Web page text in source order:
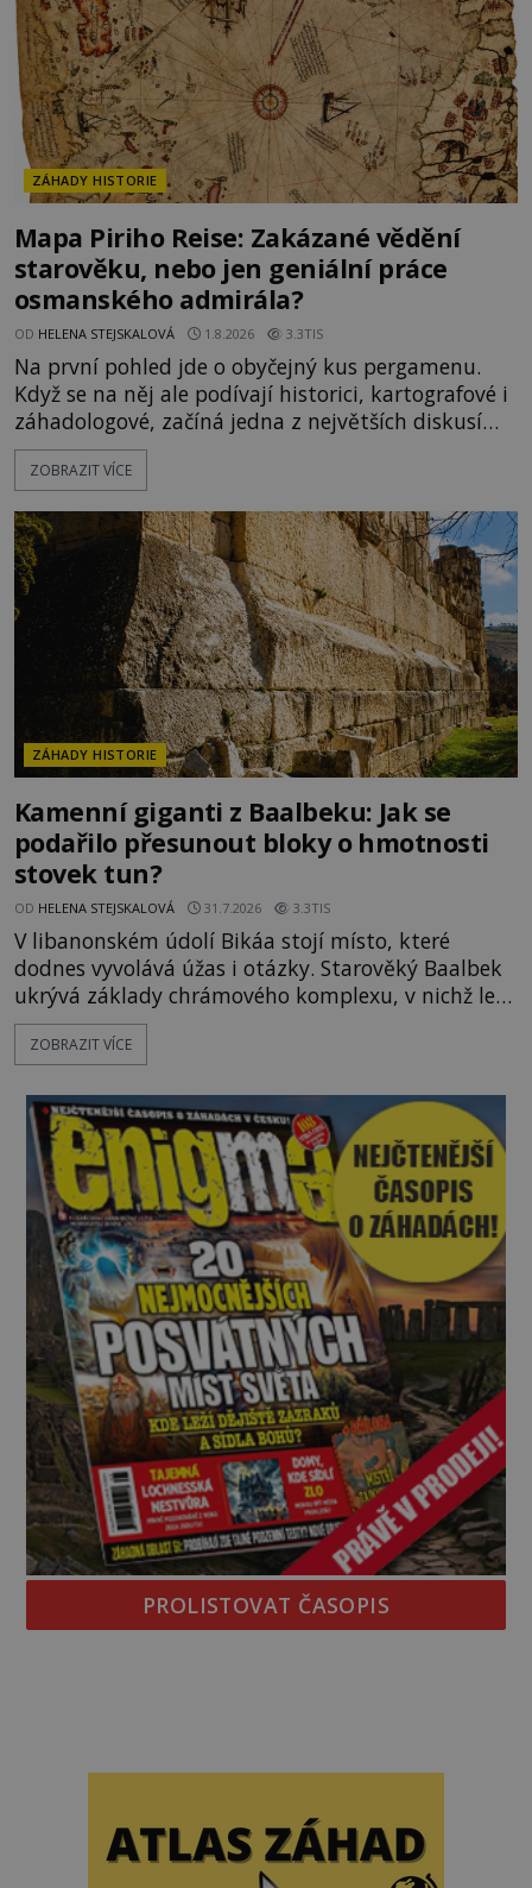
ZÁHADY HISTORIE
Mapa Piriho Reise: Zakázané vědění
starověku, nebo jen geniální práce
osmanského admirála?
OD HELENA STEJSKALOVÁ 1.8.2026 3.3TIS
Na první pohled jde o obyčejný kus pergamenu.
Když se na něj ale podívají historici, kartografové i
záhadologové, začíná jedna z největších diskusí
moderní historie. Osmanský admirál Piri Reis roku
1513 kreslí mapu světa, která překvapuje
ní vidí důkaz ztracené civilizace nebo dokonce
znalost Antarktidy dávno před jejím objevením.
Jiní tvrdí,
ZOBRAZIT VÍCE
ZÁHADY HISTORIE
Kamenní giganti z Baalbeku: Jak se
podařilo přesunout bloky o hmotnosti
stovek tun?
OD HELENA STEJSKALOVÁ 31.7.2026 3.3TIS
V libanonském údolí Bikáa stojí místo, které
dodnes vyvolává úžas i otázky. Starověký Baalbek
ukrývá základy chrámového komplexu, v nichž leží
kameny tak obrovské, že se zdá téměř nemožné je
přesunout. Některé bloky váží kolem tisíce tun,
kolosů dokonce odhadem až 1650 tun. Jak lidé bez
moderních strojů dokázali takové giganty vytesat,
dopravit a přesně u
ZOBRAZIT VÍCE
PROLISTOVAT ČASOPIS